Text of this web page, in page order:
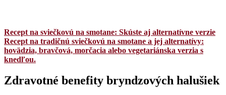
Recept na sviečkovú na smotane: Skúste aj alternatívne verzie
Recept na tradičnú sviečkovú na smotane a jej alternatívy:
hovädzia, bravčová, morčacia alebo vegetariánska verzia s
knedľou.
Zdravotné benefity bryndzových halušiek